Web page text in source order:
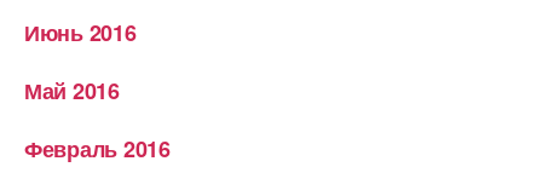
Июнь 2016
Май 2016
Февраль 2016